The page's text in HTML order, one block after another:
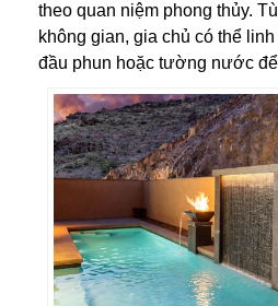
theo quan niệm phong thủy.
không gian, gia chủ có thể
đầu phun hoặc tường nước